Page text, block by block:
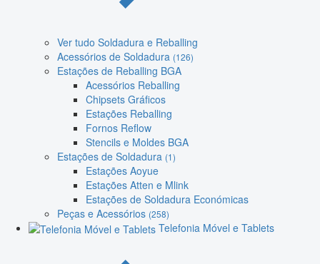
Ver tudo Soldadura e Reballing
Acessórios de Soldadura (126)
Estações de Reballing BGA
Acessórios Reballing
Chipsets Gráficos
Estações Reballing
Fornos Reflow
Stencils e Moldes BGA
Estações de Soldadura (1)
Estações Aoyue
Estações Atten e Mlink
Estações de Soldadura Económicas
Peças e Acessórios (258)
Telefonia Móvel e Tablets